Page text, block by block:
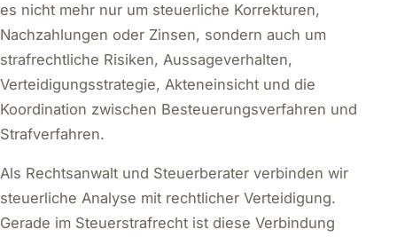
es nicht mehr nur um steuerliche Korrekturen,
Nachzahlungen oder Zinsen, sondern auch um
strafrechtliche Risiken, Aussageverhalten,
Verteidigungsstrategie, Akteneinsicht und die
Koordination zwischen Besteuerungsverfahren und
Strafverfahren.
Als Rechtsanwalt und Steuerberater verbinden wir
steuerliche Analyse mit rechtlicher Verteidigung.
Gerade im Steuerstrafrecht ist diese Verbindung